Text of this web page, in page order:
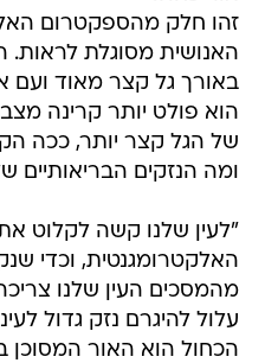
זהו חלק מהספקטרום
האנושית מסוגלת לראות.
באורך גל קצר מאוד ועם
הוא פולט יותר קרינה
של הגל קצר יותר, ככה
ומה הנזקים הבריאותיים
"לעין שלנו קשה לקלוט
האלקטרומגנטית, וכדי
מהמסכים העין שלנו
עלול להיגרם נזק גדול
הכחול הוא האור המסוכן